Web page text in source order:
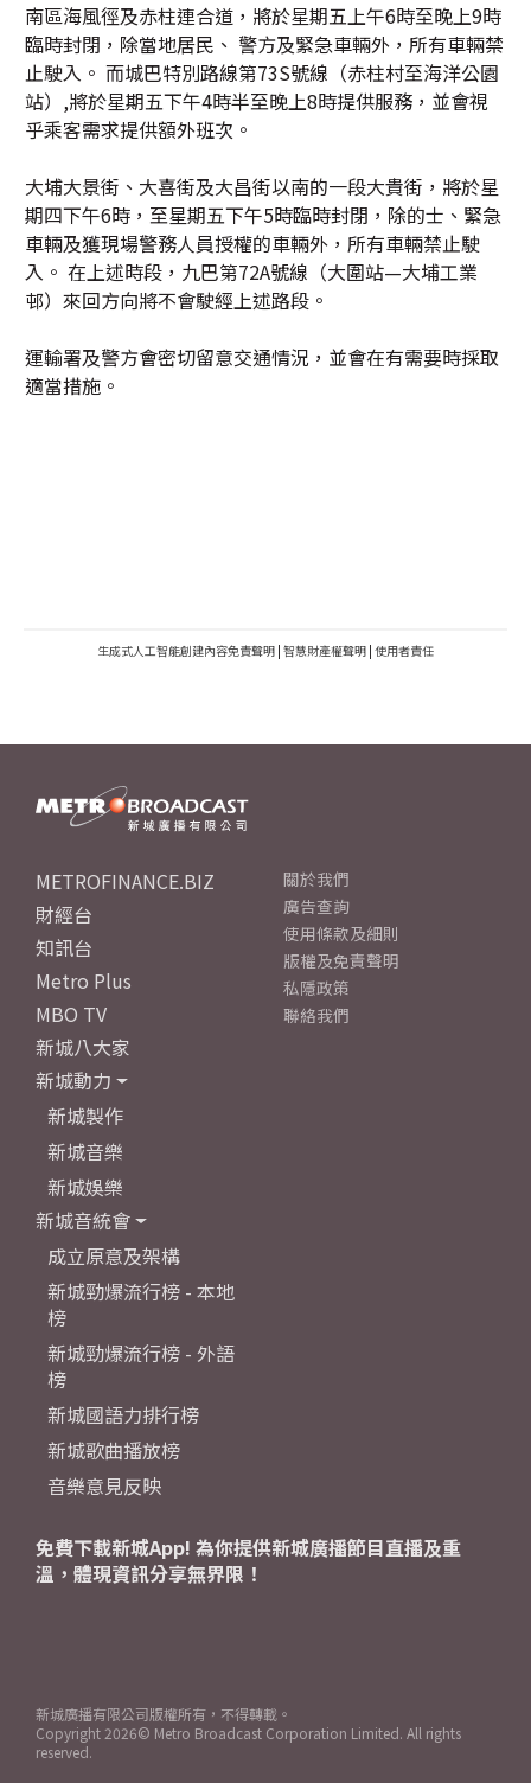
南區海風徑及赤柱連合道，將於星期五上午6時至晚上9時
臨時封閉，除當地居民、 警方及緊急車輛外，所有車輛禁
止駛入。 而城巴特別路線第73S號線（赤柱村至海洋公園
站）,將於星期五下午4時半至晚上8時提供服務，並會視
乎乘客需求提供額外班次。
大埔大景街、大喜街及大昌街以南的一段大貴街，將於星
期四下午6時，至星期五下午5時臨時封閉，除的士、緊急
車輛及獲現場警務人員授權的車輛外，所有車輛禁止駛
入。 在上述時段，九巴第72A號線（大圍站—大埔工業
邨）來回方向將不會駛經上述路段。
運輸署及警方會密切留意交通情況，並會在有需要時採取
適當措施。
生成式人工智能創建內容免責聲明 | 智慧財產權聲明 | 使用者責任
METROFINANCE.BIZ
財經台
知訊台
Metro Plus
MBO TV
新城八大家
新城動力
新城製作
新城音樂
新城娛樂
新城音統會
成立原意及架構
新城勁爆流行榜 - 本地
榜
新城勁爆流行榜 - 外語
榜
新城國語力排行榜
新城歌曲播放榜
音樂意見反映
關於我們
廣告查詢
使用條款及細則
版權及免責聲明
私隱政策
聯絡我們
免費下載新城App! 為你提供新城廣播節目直播及重
溫，體現資訊分享無界限！
新城廣播有限公司版權所有，不得轉載。
Copyright 2026© Metro Broadcast Corporation Limited. All rights
reserved.